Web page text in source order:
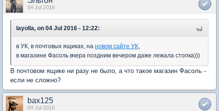
04 Jul 2016
layolla, on 04 Jul 2016 - 12:22:
в УК, в почтовых ящиках, на новом сайте УК,
в магазине Фасоль вчера поздним вечером даже лежала стопка)))
В почтовом ящике ни разу не было, а что такое магазин Фасоль -
если не сложно?
bax125
04 Jul 2016